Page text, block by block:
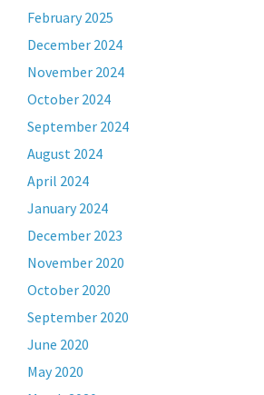
February 2025
December 2024
November 2024
October 2024
September 2024
August 2024
April 2024
January 2024
December 2023
November 2020
October 2020
September 2020
June 2020
May 2020